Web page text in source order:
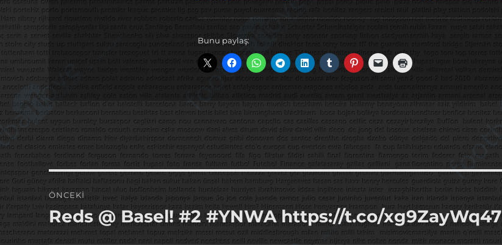
Bunu paylaş:
Yazı
gezinmesi
ÖNCEKI
Önceki
yazı:
Reds @ Basel! #2 #YNWA https://t.co/xg9ZayWq47